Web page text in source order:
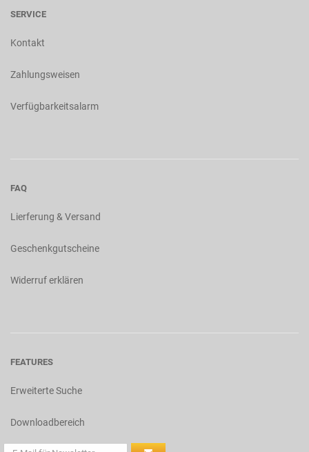
SERVICE
Kontakt
Zahlungsweisen
Verfügbarkeitsalarm
FAQ
Lierferung & Versand
Geschenkgutscheine
Widerruf erklären
FEATURES
Erweiterte Suche
Downloadbereich